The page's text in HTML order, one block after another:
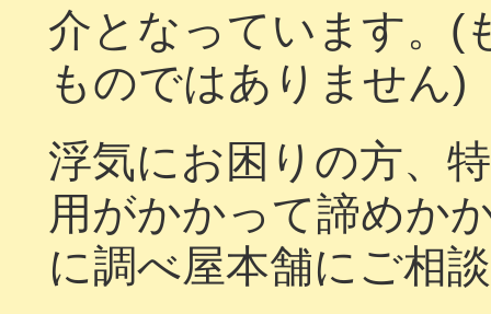
介となっています。(
ものではありません)
浮気にお困りの方、
用がかかって諦めか
に調べ屋本舗にご相